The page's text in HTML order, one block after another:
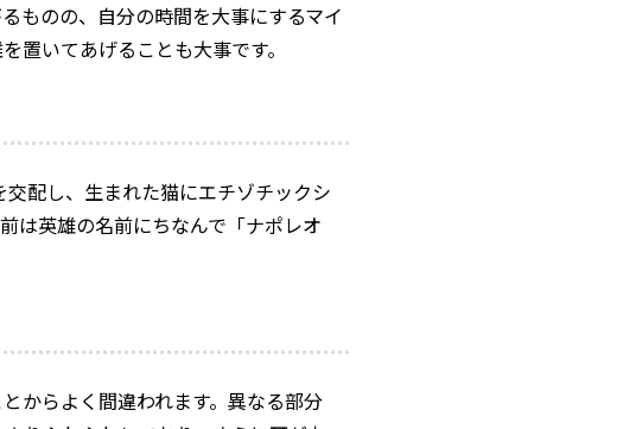
ものの、自分の時間を大事にするマイ
置いてあげることも大事です。
配し、生まれた猫にエチゾチックシ
は英雄の名前にちなんで「ナポレオ
からよく間違われます。異なる部分